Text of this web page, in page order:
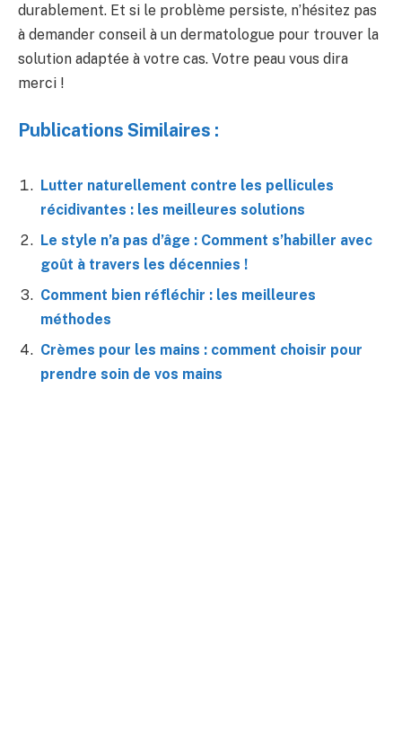
durablement. Et si le problème persiste, n’hésitez pas
à demander conseil à un dermatologue pour trouver la
solution adaptée à votre cas. Votre peau vous dira
merci !
Publications Similaires :
Lutter naturellement contre les pellicules
récidivantes : les meilleures solutions
Le style n’a pas d’âge : Comment s’habiller avec
goût à travers les décennies !
Comment bien réfléchir : les meilleures
méthodes
Crèmes pour les mains : comment choisir pour
prendre soin de vos mains